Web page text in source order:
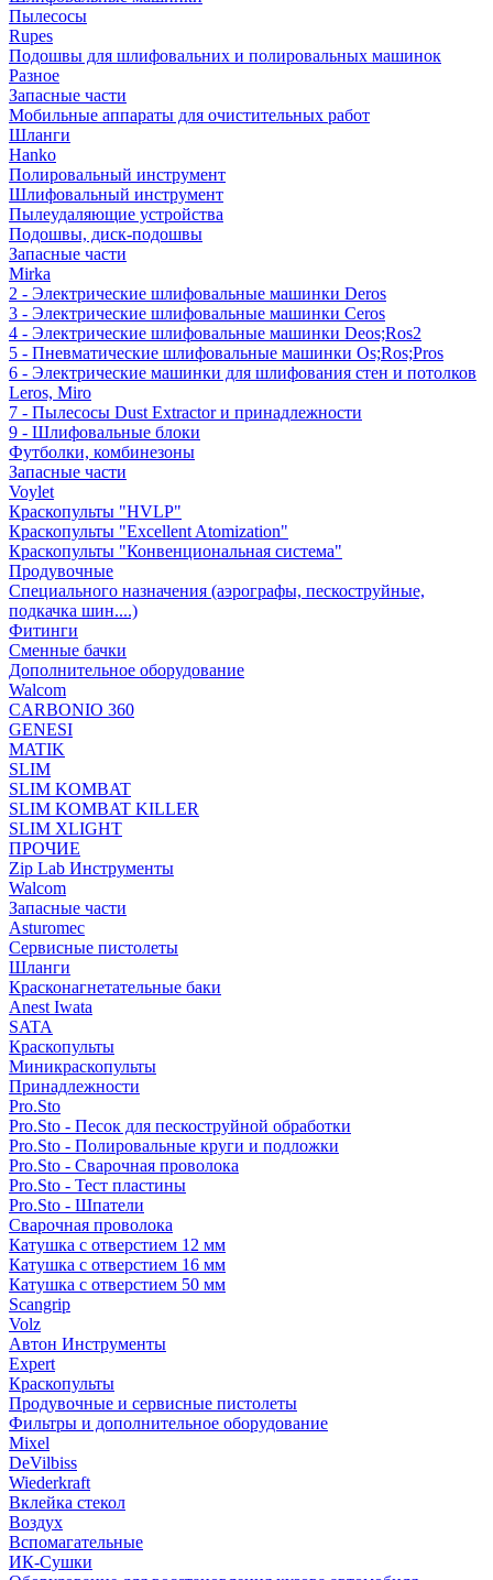
Пылесосы
Rupes
Подошвы для шлифовальних и полировальных машинок
Разное
Запасные части
Мобильные аппараты для очистительных работ
Шланги
Hanko
Полировальный инструмент
Шлифовальный инструмент
Пылеудаляющие устройства
Подошвы, диск-подошвы
Запасные части
Mirka
2 - Электрические шлифовальные машинки Deros
3 - Электрические шлифовальные машинки Ceros
4 - Электрические шлифовальные машинки Deos;Ros2
5 - Пневматические шлифовальные машинки Os;Ros;Pros
6 - Электрические машинки для шлифования стен и потолков
Leros, Miro
7 - Пылесосы Dust Extractor и принадлежности
9 - Шлифовальные блоки
Футболки, комбинезоны
Запасные части
Voylet
Краскопульты "HVLP"
Краскопульты "Excellent Atomization"
Краскопульты "Конвенциональная система"
Продувочные
Специального назначения (аэрографы, пескоструйные,
подкачка шин....)
Фитинги
Сменные бачки
Дополнительное оборудование
Walcom
CARBONIO 360
GENESI
MATIK
SLIM
SLIM KOMBAT
SLIM KOMBAT KILLER
SLIM XLIGHT
ПРОЧИЕ
Zip Lab Инструменты
Walсom
Запасные части
Asturomec
Сервисные пистолеты
Шланги
Красконагнетательные баки
Anest Iwata
SATA
Краскопульты
Миникраскопульты
Принадлежности
Pro.Sto
Pro.Sto - Песок для пескоструйной обработки
Pro.Sto - Полировальные круги и подложки
Pro.Sto - Сварочная проволока
Pro.Sto - Тест пластины
Pro.Sto - Шпатели
Сварочная проволока
Катушка с отверстием 12 мм
Катушка с отверстием 16 мм
Катушка с отверстием 50 мм
Scangrip
Volz
Автон Инструменты
Expert
Краскопульты
Продувочные и сервисные пистолеты
Фильтры и дополнительное оборудование
Mixel
DeVilbiss
Wiederkraft
Вклейка стекол
Воздух
Вспомагательные
ИК-Сушки